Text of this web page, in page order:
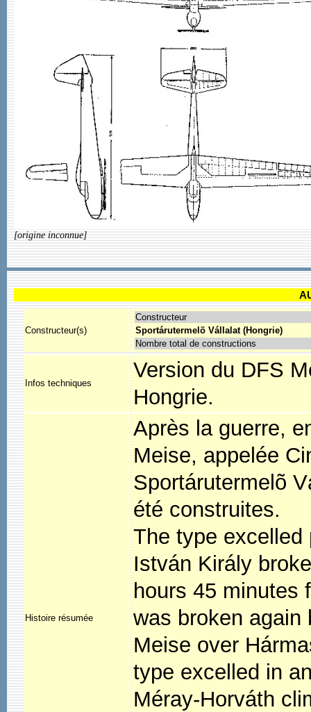
[origine inconnue]
Constructeur(s)
Constructeur
Sportárutermelõ Vállalat (Hongrie)
Nombre total de constructions
Infos techniques
Version du DFS
Hongrie.
Histoire résumée
Après la guerre,
Meise, appelée
Sportárutermelõ
été construites.
The type excelled
István Király
hours 45 minutes
was broken again
Meise over
type excelled in
Méray-Horváth